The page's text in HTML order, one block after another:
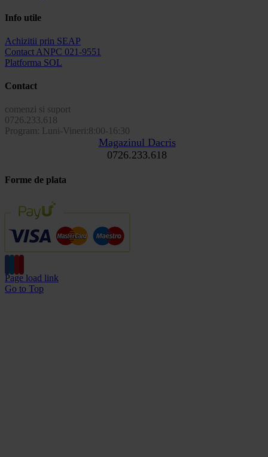
Info utile
Achizitii prin SEAP
Contact ANPC 021-9551
Platforma SOL
Contact
comenzi si suport
0726.233.618
Program: Luni-Vineri:8:00-16:30
Magazinul Dacris
0726.233.618
Forme de plata
Page load link
Go to Top